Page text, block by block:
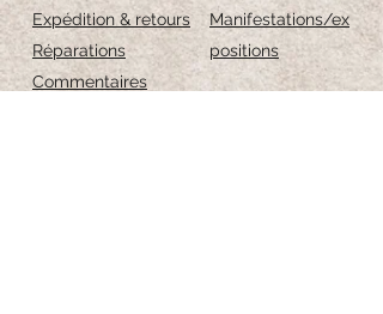
Expédition & retours
Réparations
Commentaires
Manifestations/ex
positions